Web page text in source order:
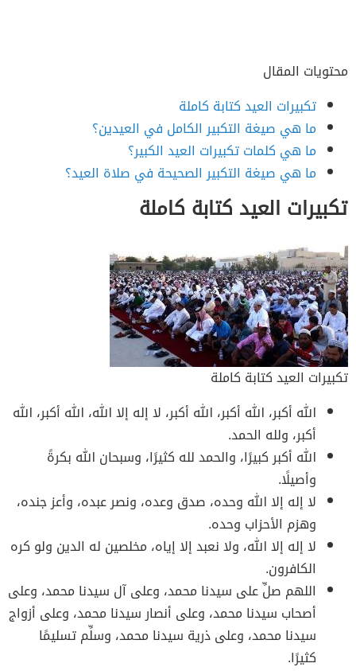
محتويات المقال
تكبيرات العيد كتابة كاملة
ما هي صيغة التكبير الكامل في العيدين؟
ما هي كلمات تكبيرات العيد الكبير؟
ما هي صيغة التكبير الصحيحة في صلاة العيد؟
تكبيرات العيد كتابة كاملة
تكبيرات العيد كتابة كاملة
الله أكبر، الله أكبر، الله أكبر، لا إله إلا الله، الله أكبر، الله
أكبر، ولله الحمد.
الله أكبر كبيرًا، والحمد لله كثيرًا، وسبحان الله بكرةً
وأصيلًا.
لا إله إلا الله وحده، صدق وعده، ونصر عبده، وأعز جنده،
وهزم الأحزاب وحده.
لا إله إلا الله، ولا نعبد إلا إياه، مخلصين له الدين ولو كره
الكافرون.
اللهم صلِّ على سيدنا محمد، وعلى آل سيدنا محمد، وعلى
أصحاب سيدنا محمد، وعلى أنصار سيدنا محمد، وعلى أزواج
سيدنا محمد، وعلى ذرية سيدنا محمد، وسلِّم تسليمًا
كثيرًا.